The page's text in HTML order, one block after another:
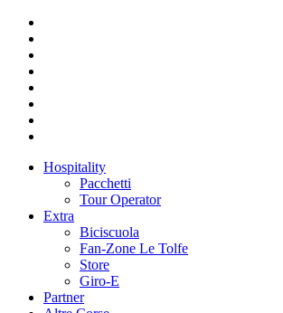
Hospitality
Pacchetti
Tour Operator
Extra
Biciscuola
Fan-Zone Le Tolfe
Store
Giro-E
Partner